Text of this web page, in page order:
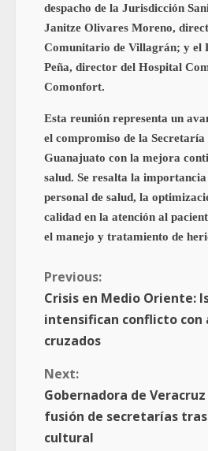
despacho de la Jurisdicción
Janitze Olivares Moreno,
Comunitario de Villagrán; y el
Peña, director del Hospital
Comonfort.
Esta reunión representa un
el compromiso de la Secretaría
Guanajuato con la mejora
salud. Se resalta la
personal de salud, la
calidad en la atención al
el manejo y tratamiento de
Previous:
Crisis en Medio Oriente:
intensifican conflicto con
cruzados
Next:
Gobernadora de
fusión de secretarías
cultural